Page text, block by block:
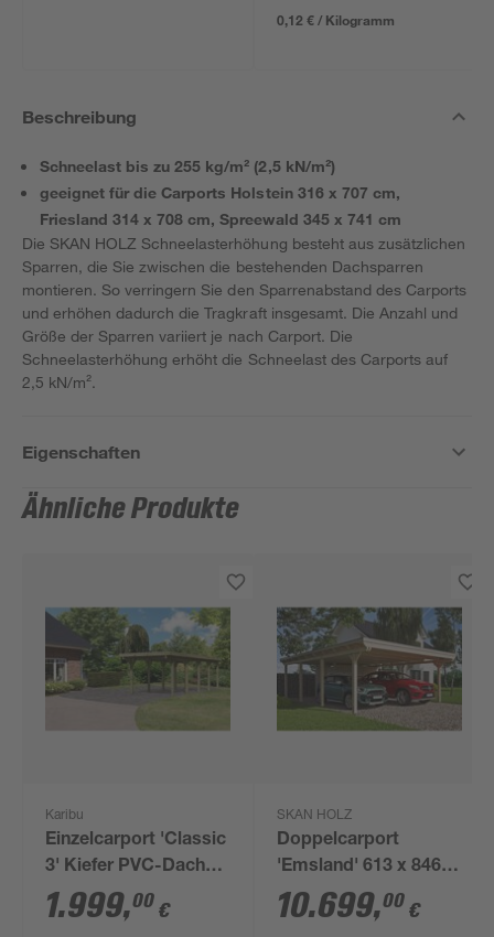
0,12 € / Kilogramm
Beschreibung
Schneelast bis zu 255 kg/m² (2,5 kN/m²)
geeignet für die Carports Holstein 316 x 707 cm,
Friesland 314 x 708 cm, Spreewald 345 x 741 cm
Die SKAN HOLZ Schneelasterhöhung besteht aus zusätzlichen
Sparren, die Sie zwischen die bestehenden Dachsparren
montieren. So verringern Sie den Sparrenabstand des Carports
und erhöhen dadurch die Tragkraft insgesamt. Die Anzahl und
Größe der Sparren variiert je nach Carport. Die
Schneelasterhöhung erhöht die Schneelast des Carports auf
2,5 kN/m².
Eigenschaften
Ähnliche Produkte
Karibu
Einzelcarport 'Classic
3' Kiefer PVC-Dach
860 x 318 x 234 cm
1.999,00 €
SKAN HOLZ
Doppelcarport
'Emsland' 613 x 846
cm unbehandelt m.
Abstellraum
10.699,00 €